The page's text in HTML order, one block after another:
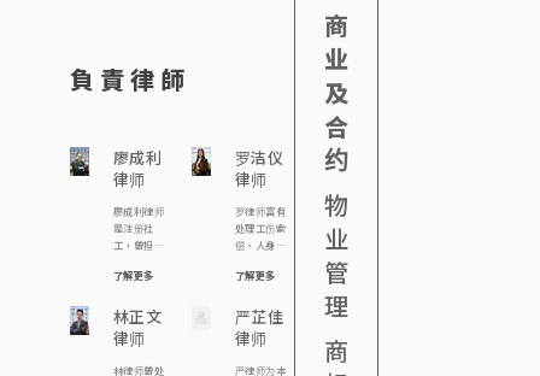
負責律師
廖成利
律师
廖成利律师
是注册社
工，曾担任
督教学院及
院社工系「社
工与法律」讲
师，及担任
了解更多
罗洁仪
律师
罗律师富有
处理工伤索
偿、人身伤
事诉讼、刑
产承办、及
离婚案件的
经验。在处
了解更多
林正文
律师
林律师曾处
严芷佳
律师
严律师为本
商
业
及
合
约
物
业
管
理
商